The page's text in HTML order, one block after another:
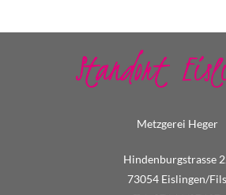
Standort
Metzgerei Heger
Hindenburgstrasse
73054 Eislingen/Fils